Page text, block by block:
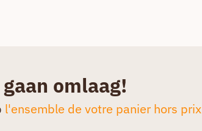
omlaag!
l'ensemble de votre panier hors prix